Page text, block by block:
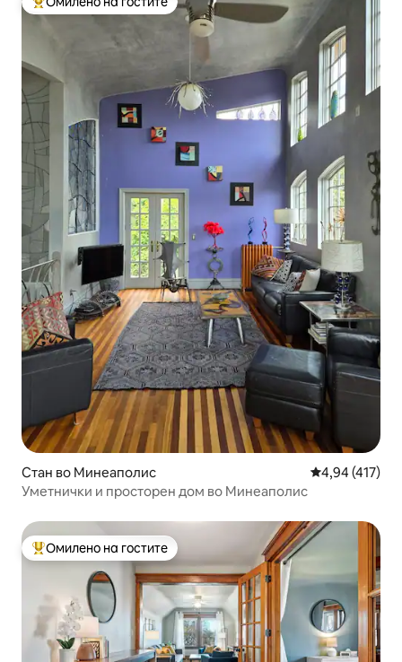
Меѓу најуспешните „Омилени на гостите“
Стан во Минеаполис Просечна
4,94 (417)
Уметнички и просторен дом во Минеаполис
Меѓу најуспешните „Омилени на гостите“
Омилено на гостите